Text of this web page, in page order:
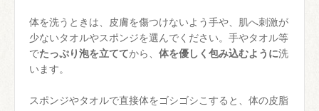
体を洗うときは、皮膚を傷つけないよう手や、肌へ刺激が
少ないタオルやスポンジを選んでください。手やタオル等
でたっぷり泡を立ててから、 体を優しく包み込むように洗
います。
スポンジやタオルで直接体をゴシゴシこすると、体の皮脂